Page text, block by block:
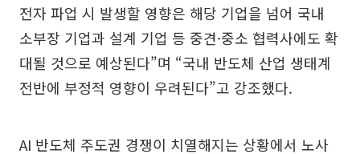
전자 파업 시 발생할 영향은 해당 기업을 넘어 국내
소부장 기업과 설계 기업 등 중견·중소 협력사에도 확
대될 것으로 예상된다”며 “국내 반도체 산업 생태계
전반에 부정적 영향이 우려된다”고 강조했다.
AI 반도체 주도권 경쟁이 치열해지는 상황에서 노사